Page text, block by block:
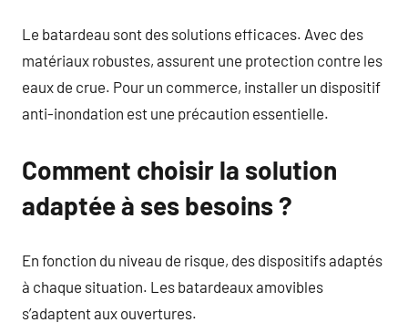
Le batardeau sont des solutions efficaces. Avec des
matériaux robustes, assurent une protection contre les
eaux de crue. Pour un commerce, installer un dispositif
anti-inondation est une précaution essentielle.
Comment choisir la solution
adaptée à ses besoins ?
En fonction du niveau de risque, des dispositifs adaptés
à chaque situation. Les batardeaux amovibles
s’adaptent aux ouvertures.